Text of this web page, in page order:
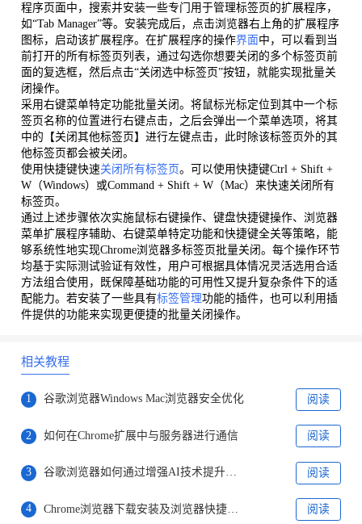
程序页面中，搜索并安装一些专门用于管理标签页的扩展程序，
如“Tab Manager”等。安装完成后，点击浏览器右上角的扩展程序
图标，启动该扩展程序。在扩展程序的操作界面中，可以看到当
前打开的所有标签页列表，通过勾选你想要关闭的多个标签页前
面的复选框，然后点击“关闭选中标签页”按钮，就能实现批量关
闭操作。
采用右键菜单特定功能批量关闭。将鼠标光标定位到其中一个标
签页名称的位置进行右键点击，之后会弹出一个菜单选项，将其
中的【关闭其他标签页】进行左键点击，此时除该标签页外的其
他标签页都会被关闭。
使用快捷键快速关闭所有标签页。可以使用快捷键Ctrl + Shift +
W（Windows）或Command + Shift + W（Mac）来快速关闭所有
标签页。
通过上述步骤依次实施鼠标右键操作、键盘快捷键操作、浏览器
菜单扩展程序辅助、右键菜单特定功能和快捷键全关等策略，能
够系统性地实现Chrome浏览器多标签页批量关闭。每个操作环节
均基于实际测试验证有效性，用户可根据具体情况灵活选用合适
方法组合使用，既保障基础功能的可用性又提升复杂条件下的适
配能力。若安装了一些具有标签管理功能的插件，也可以利用插
件提供的功能来实现更便捷的批量关闭操作。
相关教程
1 谷歌浏览器Windows Mac浏览器安全优化 阅读
2 如何在Chrome扩展中与服务器进行通信 阅读
3 谷歌浏览器如何通过增强AI技术提升网页交互体验 阅读
4 Chrome浏览器下载安装及浏览器快捷搜索功能设置与优化教程 阅读